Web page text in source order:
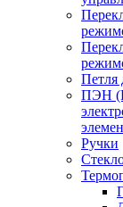
Петля
ПЭН
Ручки